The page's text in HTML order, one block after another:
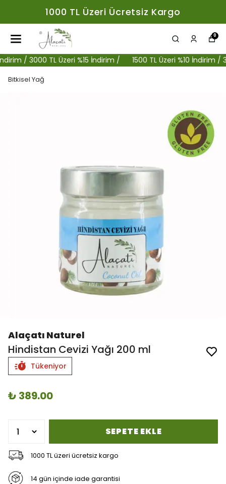
1000 TL Üzeri Ücretsiz Kargo
0
/ 3000 TL Üzeri %15 İndirim / 1500 TL Üzeri %10 İndirim /
Bitkisel Yağ
Alaçatı Naturel
Hindistan Cevizi Yağı 200 ml
Tükeniyor
₺ 389.00
SEPETE EKLE
1000 TL üzeri ücretsiz kargo
14 gün içinde iade garantisi